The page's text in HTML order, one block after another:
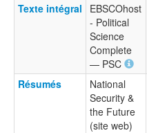
Texte intégral
EBSCOhost
- Political
Science
Complete
— PSC
Résumés
National
Security &
the Future
(site web)